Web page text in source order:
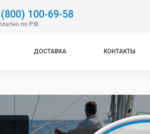
100-69-58
по РФ
ДОСТАВКА КОНТАКТЫ